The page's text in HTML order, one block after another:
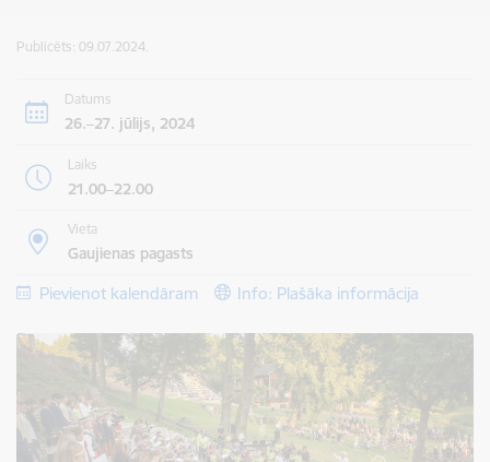
Publicēts: 09.07.2024.
Datums
26.–27. jūlijs, 2024
Laiks
21.00–22.00
Vieta
Gaujienas pagasts
Pievienot kalendāram Info: Plašāka informācija